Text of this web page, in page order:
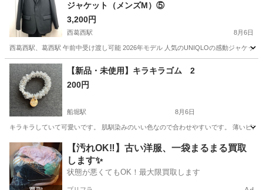
ジャケット（メンズM）⑤
3,200円
西葛西駅 8月6日
西葛西駅、葛西駅 午前中受け渡し可能 2026年モデル 人気のUNIQLOの感動ジャケッ
東京 江戸川区 西葛西駅 その他 UNIQLO
【新品・未使用】キラキラゴム 2
200円
船堀駅 8月6日
キラキラしていて可愛いです。 肌馴染みのいい色なので合わせやすいです。 薄いピン
東京 江戸川区 船堀駅 その他 ゴム
【汚れOK‼️】古い洋服、一袋まるまる買取
します✨
状態が悪くてもOK！最大限買取します